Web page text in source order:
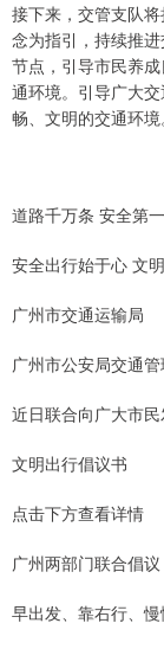
接下来，交管支队
念为指引，持续推
节点，引导市民养
通环境。引导广大
畅、文明的交通环境
道路千万条 安全第
安全出行始于心 文
广州市交通运输局
广州市公安局交通
近日联合向广大市
文明出行倡议书
点击下方查看详情
广州两部门联合倡议
早出发、靠右行、